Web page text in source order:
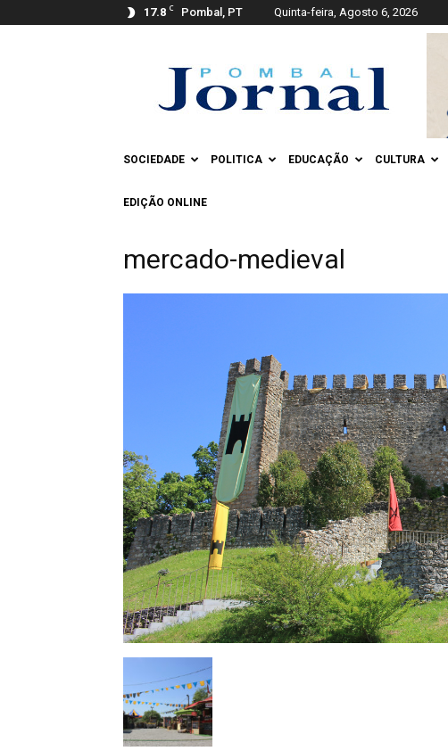
17.8 C Pombal, PT Quinta-feira, Agosto 6, 2026
Jornal
SOCIEDADE POLITICA EDUCAÇÃO CULTURA
EDIÇÃO ONLINE
mercado-medieval